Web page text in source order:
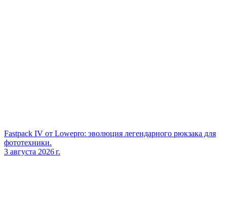
Fastpack IV от Lowepro: эволюция легендарного рюкзака для
фототехники.
3 августа 2026 г.